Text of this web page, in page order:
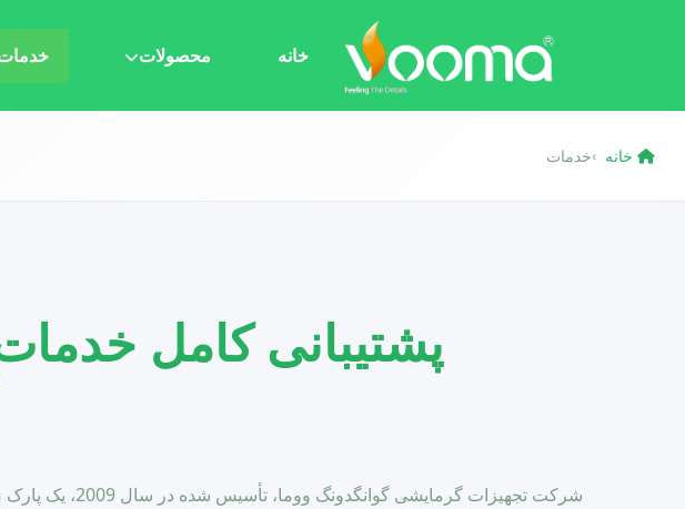
خانه محصولات
خانه ›خدمات
پشتیبانی کامل
شرکت تجهیزات گرمایشی گوانگدونگ ووما،